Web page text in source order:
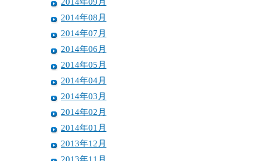
2014年08月
2014年07月
2014年06月
2014年05月
2014年04月
2014年03月
2014年02月
2014年01月
2013年12月
2013年11月